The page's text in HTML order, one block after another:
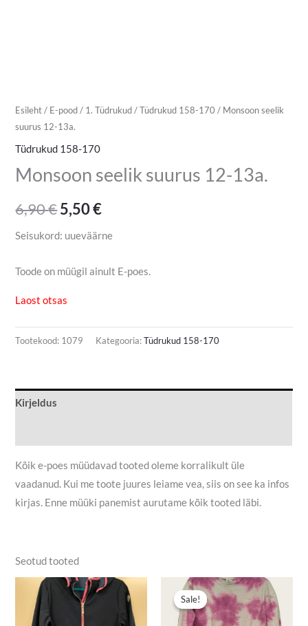
Esileht/ E-pood/ 1. Tüdrukud/Tüdrukud 158-170 / Monsoon seelik
suurus 12-13a.
Tüdrukud 158-170
Monsoon seelik suurus 12-13a.
6,90€5,50€
Seisukord: uueväärne
Toode on müügil ainult E-poes.
Laost otsas
Tootekood: 1079 Kategooria:Tüdrukud 158-170
Kirjeldus
Kõik e-poes müüdavad tooted oleme korralikult üle
vaadanud. Kui me toote juures leiame vea, siis on see ka infos
kirjas. Enne müüki panemist aurutame kõik tooted läbi.
Seotud tooted
Sale!
Sale!
Algne
hind
oli:
10,50 €.
Praegune
hind
8,00 €.